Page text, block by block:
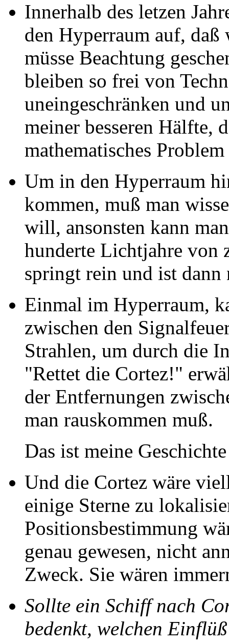
Innerhalb des letzen
den Hyperraum auf, daß
müsse Beachtung
bleiben so frei von
uneingeschränken und
meiner besseren Hälfte,
mathematisches
Um in den Hyperraum
kommen, muß man
will, ansonsten kann
hunderte Lichtjahre von
springt rein und ist dann
Einmal im Hyperraum,
zwischen den
Strahlen, um durch die
"Rettet die Cortez!"
der Entfernungen
man rauskommen muß.
Das ist meine
Und die Cortez wäre
einige Sterne zu
Positionsbestimmung
genau gewesen, nicht
Zweck. Sie wären
Sollte ein Schiff nach
bedenkt, welchen